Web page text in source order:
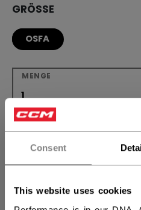
Consent
This website uses cookies
GRÖSSE
OSFA
MENGE
IN DEN WARENKORB
FILIALVERFÜGBARKEIT
Versandbestimmungen